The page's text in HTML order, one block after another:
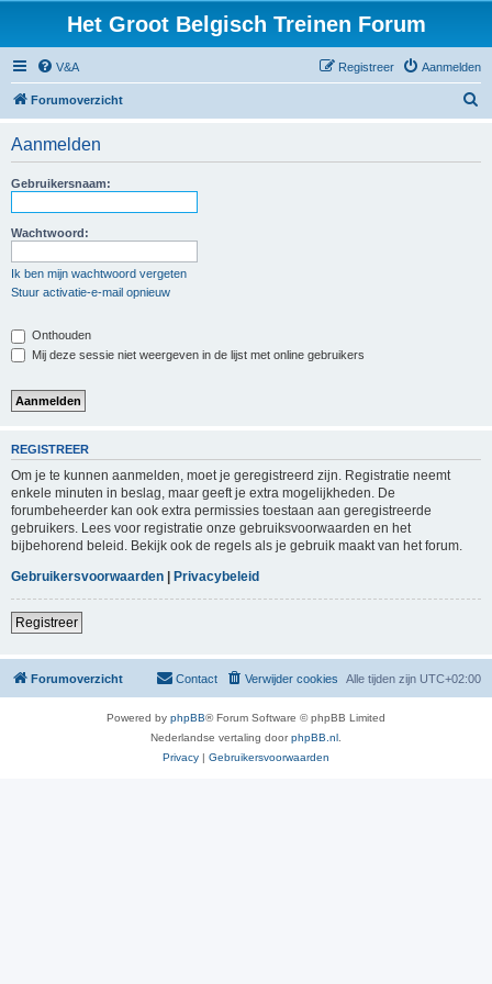
Het Groot Belgisch Treinen Forum
V&A Aanmelden
Registreer
Forumoverzicht
Aanmelden
Gebruikersnaam:
Wachtwoord:
Ik ben mijn wachtwoord vergeten
Stuur activatie-e-mail opnieuw
Onthouden
Mij deze sessie niet weergeven in de lijst met online gebruikers
REGISTREER
Om je te kunnen aanmelden, moet je geregistreerd zijn. Registratie neemt
enkele minuten in beslag, maar geeft je extra mogelijkheden. De
forumbeheerder kan ook extra permissies toestaan aan geregistreerde
gebruikers. Lees voor registratie onze gebruiksvoorwaarden en het
bijbehorend beleid. Bekijk ook de regels als je gebruik maakt van het forum.
Gebruikersvoorwaarden | Privacybeleid
Registreer
Forumoverzicht Alle tijden zijn UTC+02:00
Verwijder cookies
Contact
Powered by phpBB® Forum Software © phpBB Limited
Nederlandse vertaling doorphpBB.nl
Privacy | Gebruikersvoorwaarden